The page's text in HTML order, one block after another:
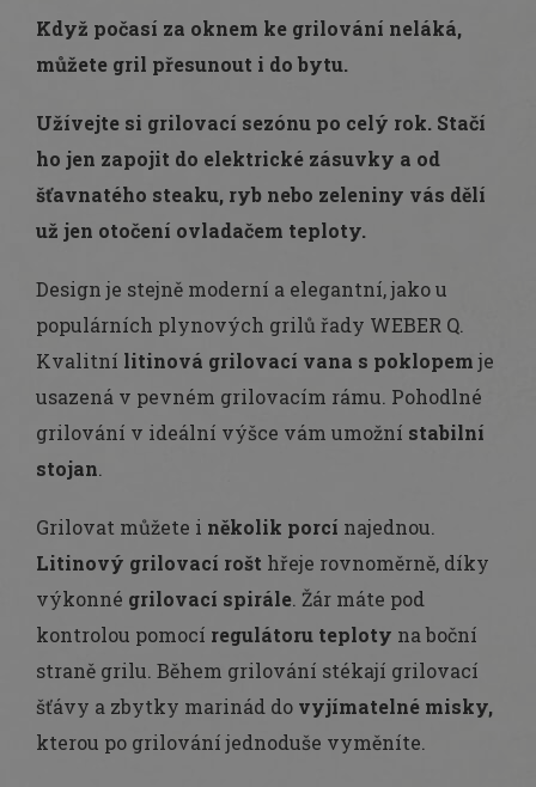
Když počasí za oknem ke grilování neláká,
můžete gril přesunout i do bytu.
Užívejte si grilovací sezónu po celý rok. Stačí
ho jen zapojit do elektrické zásuvky a od
šťavnatého steaku, ryb nebo zeleniny vás dělí
už jen otočení ovladačem teploty.
Design je stejně moderní a elegantní, jako u
populárních plynových grilů řady WEBER Q.
Kvalitní litinová grilovací vana s poklopemje
usazená v pevném grilovacím rámu. Pohodlné
grilování v ideální výšce vám umožní stabilní
stojan.
Grilovat můžete i několik porcí najednou.
Litinový grilovací rošt hřeje rovnoměrně, díky
výkonné grilovací spirále. Žár máte pod
kontrolou pomocí regulátoru teploty na boční
straně grilu. Během grilování stékají grilovací
šťávy a zbytky marinád do vyjímatelné misky,
kterou po grilování jednoduše vyměníte.